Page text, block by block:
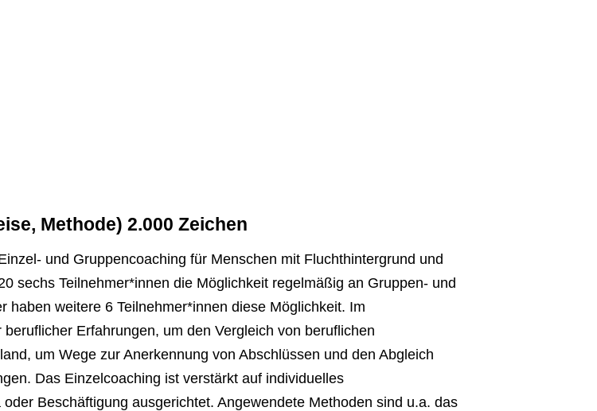
Methode) 2.000 Zeichen
und Gruppencoaching für Menschen mit Fluchthintergrund und
sechs Teilnehmer*innen die Möglichkeit regelmäßig an Gruppen- und
weitere 6 Teilnehmer*innen diese Möglichkeit. Im
Erfahrungen, um den Vergleich von beruflichen
um Wege zur Anerkennung von Abschlüssen und den Abgleich
Das Einzelcoaching ist verstärkt auf individuelles
Beschäftigung ausgerichtet. Angewendete Methoden sind u.a. das